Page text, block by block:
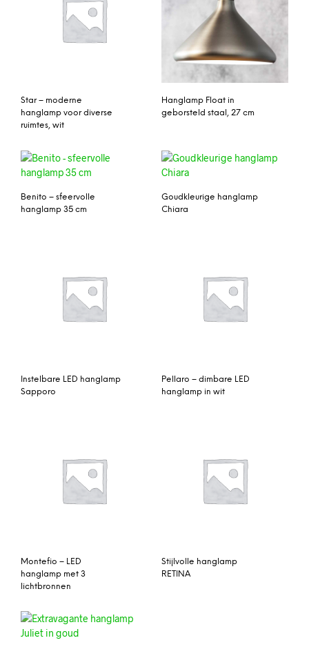
Star – moderne
hanglamp voor diverse
ruimtes, wit
Hanglamp Float in
geborsteld staal, 27 cm
Benito – sfeervolle
hanglamp 35 cm
Goudkleurige hanglamp
Chiara
Instelbare LED hanglamp
Sapporo
Pellaro – dimbare LED
hanglamp in wit
Montefio – LED
hanglamp met 3
lichtbronnen
Stijlvolle hanglamp
RETINA